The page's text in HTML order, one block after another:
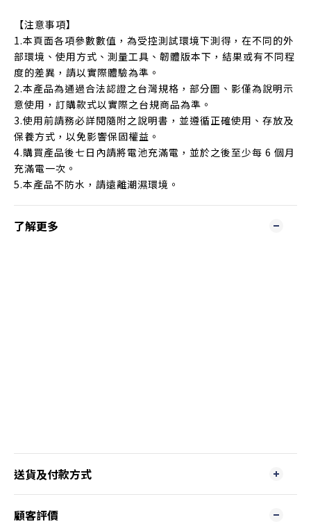
【注意事項】
1.本頁面各項參數數值，為受控測試環境下測得，在不同的外
部環境、使用方式、測量工具、韌體版本下，結果或有不同程
度的差異，請以實際體驗為準。
2.本產品為通過合法認證之台灣規格，部分圖、影僅為說明示
意使用，訂購款式以實際之台規商品為準。
3.使用前請務必詳閱隨附之說明書，並遵循正確使用、存放及
保養方式，以免影響保固權益。
4.購買產品後七日內請將電池充滿電，並於之後至少每 6 個月
充滿電一次。
5.本產品不防水，請遠離潮濕環境。
了解更多
送貨及付款方式
顧客評價